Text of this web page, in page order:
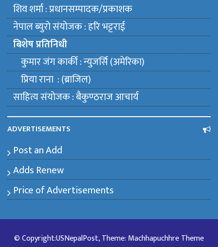
शिव शर्मा : प्रधानसम्पादक/प्रकाशक
नेपाल ब्युराे संयाेजक : हरि भट्टराई
बिशेष प्रतिनिधी
कुमार जंग कार्की : न्युजर्सि (अमेरिका)
प्रिया राना : (ब्राजिल)
साहित्य संयाेजक : बैकुण्ठराज आचार्य
ADVERTISEMENTS
Post an Add
Adds Renew
Price of Advertisements
© Copyright:USNepalPost, Theme: Machhapuchhre Theme